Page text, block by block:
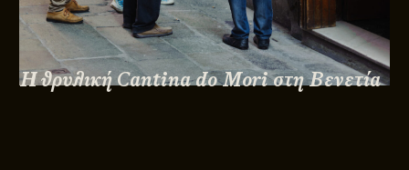
Η θρυλική Cantina do Mori στη Βενετία